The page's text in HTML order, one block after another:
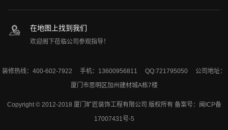
在地图上找到我们
欢迎阁下莅临公司参观指导！
装修热线：400-602-7922 手机：13600956811 QQ:721795050 公司地址：
厦门市思明区加州建材城A栋7楼
Copyright © 2012-2018 厦门旷匠装饰工程有限公司 版权所有 备案号：
闽ICP备
17007431号-5